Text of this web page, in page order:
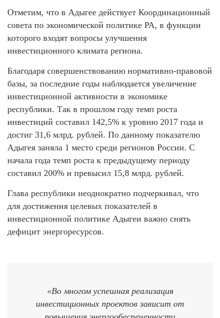
Отметим, что в Адыгее действует Координационный
совета по экономической политике РА, в функции
которого входят вопросы улучшения
инвестиционного климата региона.
Благодаря совершенствованию нормативно-правовой
базы, за последние годы наблюдается увеличение
инвестиционной активности в экономике
республики. Так в прошлом году темп роста
инвестиций составил 142,5% к уровню 2017 года и
достиг 31,6 млрд. рублей. По данному показателю
Адыгея заняла 1 место среди регионов России. С
начала года темп роста к предыдущему периоду
составил 200% и превысил 15,8 млрд. рублей.
Глава республики неоднократно подчеркивал, что
для достижения целевых показателей в
инвестиционной политике Адыгеи важно снять
дефицит энергоресурсов.
«Во многом успешная реализация
инвестиционных проектов зависит от